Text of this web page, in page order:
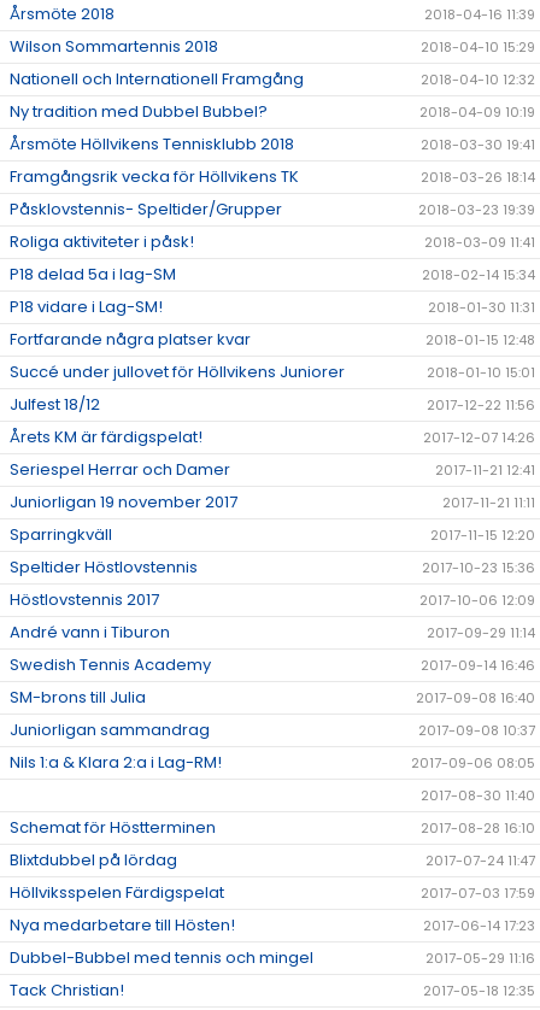
Årsmöte 2018 2018-04-16 11:39
Wilson Sommartennis 2018 2018-04-10 15:29
Nationell och Internationell Framgång 2018-04-10 12:32
Ny tradition med Dubbel Bubbel? 2018-04-09 10:19
Årsmöte Höllvikens Tennisklubb 2018 2018-03-30 19:41
Framgångsrik vecka för Höllvikens TK 2018-03-26 18:14
Påsklovstennis- Speltider/Grupper 2018-03-23 19:39
Roliga aktiviteter i påsk! 2018-03-09 11:41
P18 delad 5a i lag-SM 2018-02-14 15:34
P18 vidare i Lag-SM! 2018-01-30 11:31
Fortfarande några platser kvar 2018-01-15 12:48
Succé under jullovet för Höllvikens Juniorer 2018-01-10 15:01
Julfest 18/12 2017-12-22 11:56
Årets KM är färdigspelat! 2017-12-07 14:26
Seriespel Herrar och Damer 2017-11-21 12:41
Juniorligan 19 november 2017 2017-11-21 11:11
Sparringkväll 2017-11-15 12:20
Speltider Höstlovstennis 2017-10-23 15:36
Höstlovstennis 2017 2017-10-06 12:09
André vann i Tiburon 2017-09-29 11:14
Swedish Tennis Academy 2017-09-14 16:46
SM-brons till Julia 2017-09-08 16:40
Juniorligan sammandrag 2017-09-08 10:37
Nils 1:a & Klara 2:a i Lag-RM!
2017-09-06 08:05
2017-08-30 11:40
Schemat för Höstterminen 2017-08-28 16:10
Blixtdubbel på lördag 2017-07-24 11:47
Höllviksspelen Färdigspelat 2017-07-03 17:59
Nya medarbetare till Hösten! 2017-06-14 17:23
Dubbel-Bubbel med tennis och mingel 2017-05-29 11:16
Tack Christian! 2017-05-18 12:35